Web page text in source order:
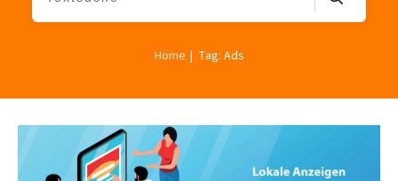
Home | Tag: Ads